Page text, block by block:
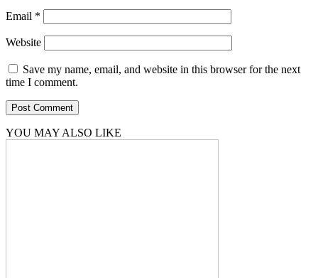
Email *
Website
Save my name, email, and website in this browser for the next
time I comment.
YOU MAY ALSO LIKE